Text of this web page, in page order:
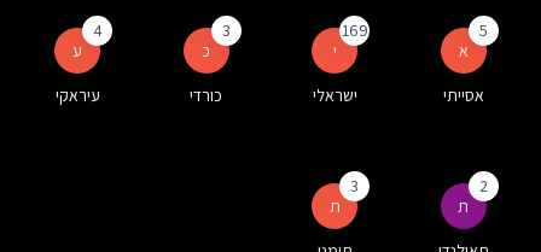
א
5
אסייתי
י
169
ישראלי
כ
3
כורדי
ע
4
עיראקי
ת
2
ת
3